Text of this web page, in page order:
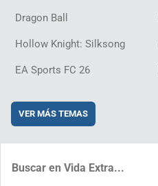
Dragon Ball
Hollow Knight: Silksong
EA Sports FC 26
VER MÁS TEMAS